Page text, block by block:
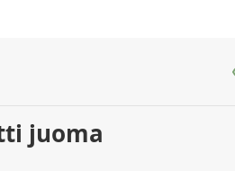
juoma